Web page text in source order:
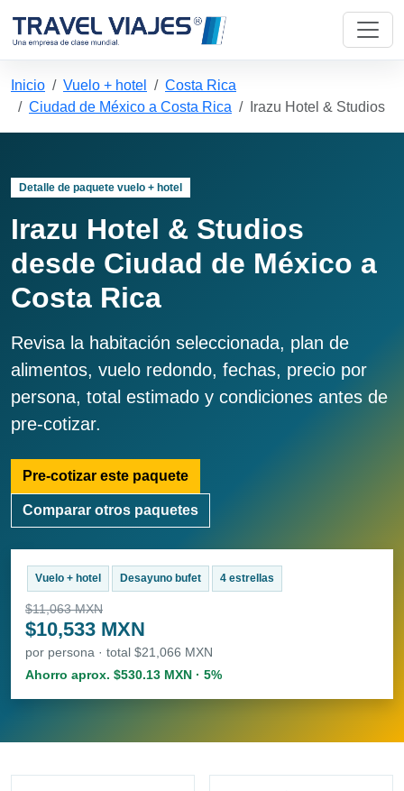
Inicio Vuelo + hotel
Costa Rica
Ciudad de México a Costa Rica
Irazu Hotel & Studios
Detalle de paquete vuelo + hotel
Irazu Hotel & Studios
desde Ciudad de México a
Costa Rica
Revisa la habitación seleccionada, plan de
alimentos, vuelo redondo, fechas, precio por
persona, total estimado y condiciones antes de
pre-cotizar.
Pre-cotizar este paquete
Comparar otros paquetes
Vuelo + hotel Desayuno bufet 4 estrellas
$11,063 MXN
$10,533 MXN
por persona · total $21,066 MXN
Ahorro aprox. $530.13 MXN · 5%